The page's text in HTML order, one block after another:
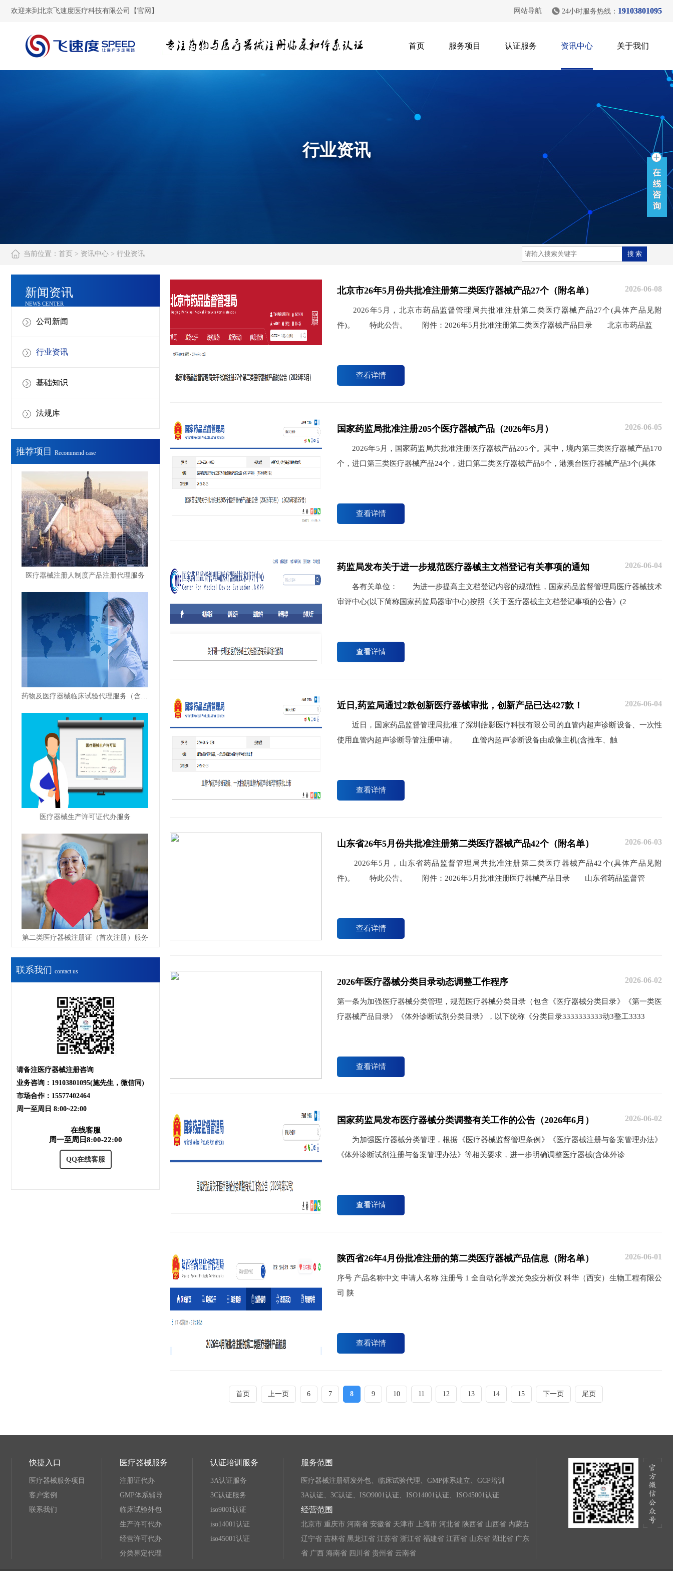
网站导航 24小时服务热线： 19103801095
欢迎来到北京飞速度医疗科技有限公司【官网】
首页 服务项目 认证服务 资讯中心 关于我们
行业资讯
当前位置： 首页 > 资讯中心 > 行业资讯
新闻资讯
NEWS CENTER
公司新闻
行业资讯
基础知识
法规库
推荐项目 Recommend case
医疗器械注册人制度产品注册代理服务
药物及医疗器械临床试验代理服务（含IVD）
医疗器械生产许可证代办服务
第二类医疗器械注册证（首次注册）服务
联系我们 contact us
请备注医疗器械注册咨询
业务咨询：19103801095(施先生，微信同)
市场合作：15577402464
周一至周日 8:00~22:00
在线客服
周一至周日8:00-22:00
QQ在线客服
2026-06-08
北京市26年5月份共批准注册第二类医疗器械产品27个（附名单）
2026年5月，北京市药品监督管理局共批准注册第二类医疗器械产品27个(具体产品见附
件)。 特此公告。 附件：2026年5月批准注册第二类医疗器械产品目录 北京市药品监
查看详情
2026-06-05
国家药监局批准注册205个医疗器械产品（2026年5月）
2026年5月，国家药监局共批准注册医疗器械产品205个。其中，境内第三类医疗器械产品170
个，进口第三类医疗器械产品24个，进口第二类医疗器械产品8个，港澳台医疗器械产品3个(具体
查看详情
2026-06-04
药监局发布关于进一步规范医疗器械主文档登记有关事项的通知
各有关单位： 为进一步提高主文档登记内容的规范性，国家药品监督管理局医疗器械技术
审评中心(以下简称国家药监局器审中心)按照《关于医疗器械主文档登记事项的公告》(2
查看详情
2026-06-04
近日,药监局通过2款创新医疗器械审批，创新产品已达427款！
近日，国家药品监督管理局批准了深圳皓影医疗科技有限公司的血管内超声诊断设备、一次性
使用血管内超声诊断导管注册申请。 血管内超声诊断设备由成像主机(含推车、触
查看详情
2026-06-03
山东省26年5月份共批准注册第二类医疗器械产品42个（附名单）
​ 2026年5月，山东省药品监督管理局共批准注册第二类医疗器械产品42个(具体产品见附
件)。 特此公告。 附件：2026年5月批准注册医疗器械产品目录 山东省药品监督管
查看详情
2026-06-02
2026年医疗器械分类目录动态调整工作程序
第一条为加强医疗器械分类管理，规范医疗器械分类目录（包含《医疗器械分类目录》《第一类医
疗器械产品目录》《体外诊断试剂分类目录》，以下统称《分类目录3333333333动3整工3333
查看详情
2026-06-02
国家药监局发布医疗器械分类调整有关工作的公告（2026年6月）
为加强医疗器械分类管理，根据《医疗器械监督管理条例》《医疗器械注册与备案管理办法》
《体外诊断试剂注册与备案管理办法》等相关要求，进一步明确调整医疗器械(含体外诊
查看详情
2026-06-01
陕西省26年4月份批准注册的第二类医疗器械产品信息（附名单）
序号 产品名称中文 申请人名称 注册号 1 全自动化学发光免疫分析仪 科华（西安）生物工程有限公
司 陕
查看详情
首页 上一页 6 7 8 9 10 11 12 13 14 15 下一页 尾页
快捷入口
医疗器械服务项目
客户案例
联系我们
医疗器械服务
注册证代办
GMP体系辅导
临床试验外包
生产许可代办
经营许可代办
分类界定代理
认证培训服务
3A认证服务
3C认证服务
iso9001认证
iso14001认证
iso45001认证
服务范围
医疗器械注册研发外包、临床试验代理、GMP体系建立、GCP培训
3A认证、3C认证、ISO9001认证、ISO14001认证、ISO45001认证
经营范围
北京市 重庆市 河南省 安徽省 天津市 上海市 河北省 陕西省 山西省 内蒙古
辽宁省 吉林省 黑龙江省 江苏省 浙江省 福建省 江西省 山东省 湖北省 广东
省 广西 海南省 四川省 贵州省 云南省